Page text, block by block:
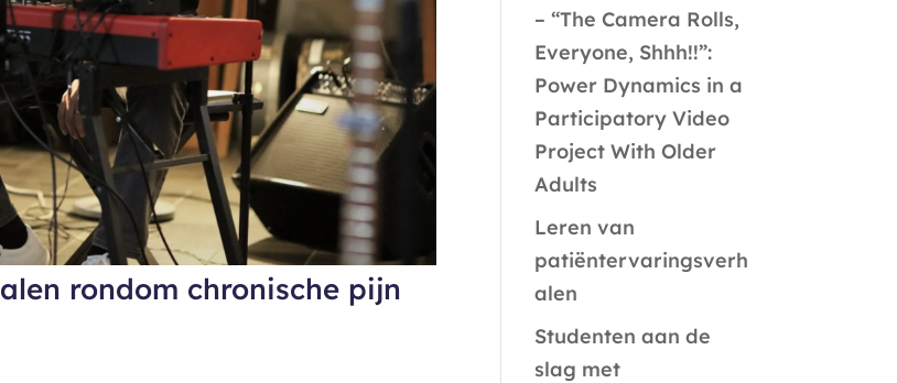
rondom chronische pijn
– “The Camera Rolls,
Everyone, Shhh!!”:
Power Dynamics in a
Participatory Video
Project With Older
Adults
Leren van
patiëntervaringsverh
alen
Studenten aan de
slag met